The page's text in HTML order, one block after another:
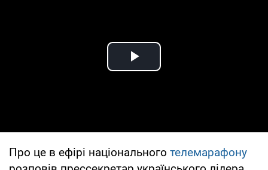
Play Video
Про це в ефірі національного телемарафону